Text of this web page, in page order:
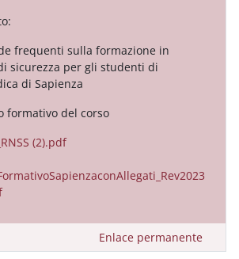
frequenti sulla formazione in
sicurezza per gli studenti di
di Sapienza
formativo del corso
(2).pdf
Enlace permanente